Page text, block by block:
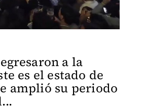
a la
es el estado de
amplió su periodo